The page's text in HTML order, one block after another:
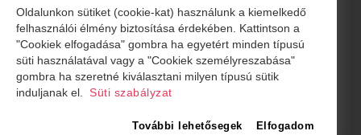
Amurgului utca 2. szám, Szatmárnémeti
friss@friss.ro
Oldalunkon sütiket (cookie-kat) használunk a kiemelkedő
felhasználói élmény biztosítása érdekében. Kattintson a
"Cookiek elfogadása" gombra ha egyetért minden típusú
süti használatával vagy a "Cookiek személyreszabása"
gombra ha szeretné kiválasztani milyen típusú sütik
induljanak el.
Süti szabályzat
További lehetősegek Elfogadom